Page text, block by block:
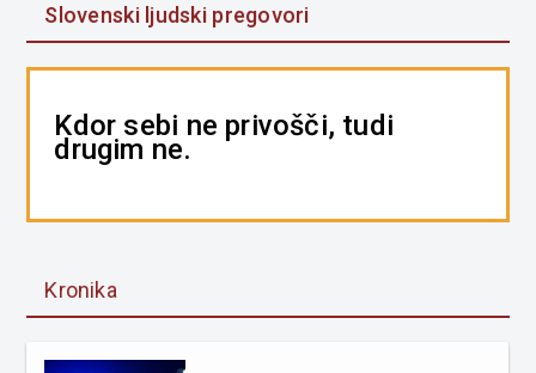
Slovenski ljudski pregovori
Kdor sebi ne privošči, tudi
drugim ne.
Kronika